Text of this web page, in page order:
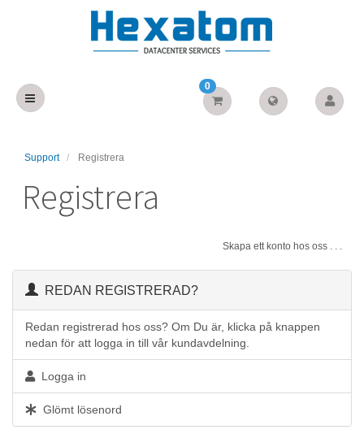
0
Support Registrera
Registrera
Skapa ett konto hos oss . . .
REDAN REGISTRERAD?
Redan registrerad hos oss? Om Du är, klicka på knappen
nedan för att logga in till vår kundavdelning.
Logga in
Glömt lösenord